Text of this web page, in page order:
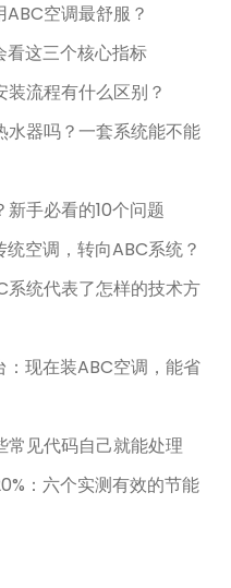
空调最舒服？
看这三个核心指标
流程有什么区别？
器吗？一套系统能不能
手必看的10个问题
空调，转向ABC系统？
统代表了怎样的技术方
现在装ABC空调，能省
见代码自己就能处理
：六个实测有效的节能